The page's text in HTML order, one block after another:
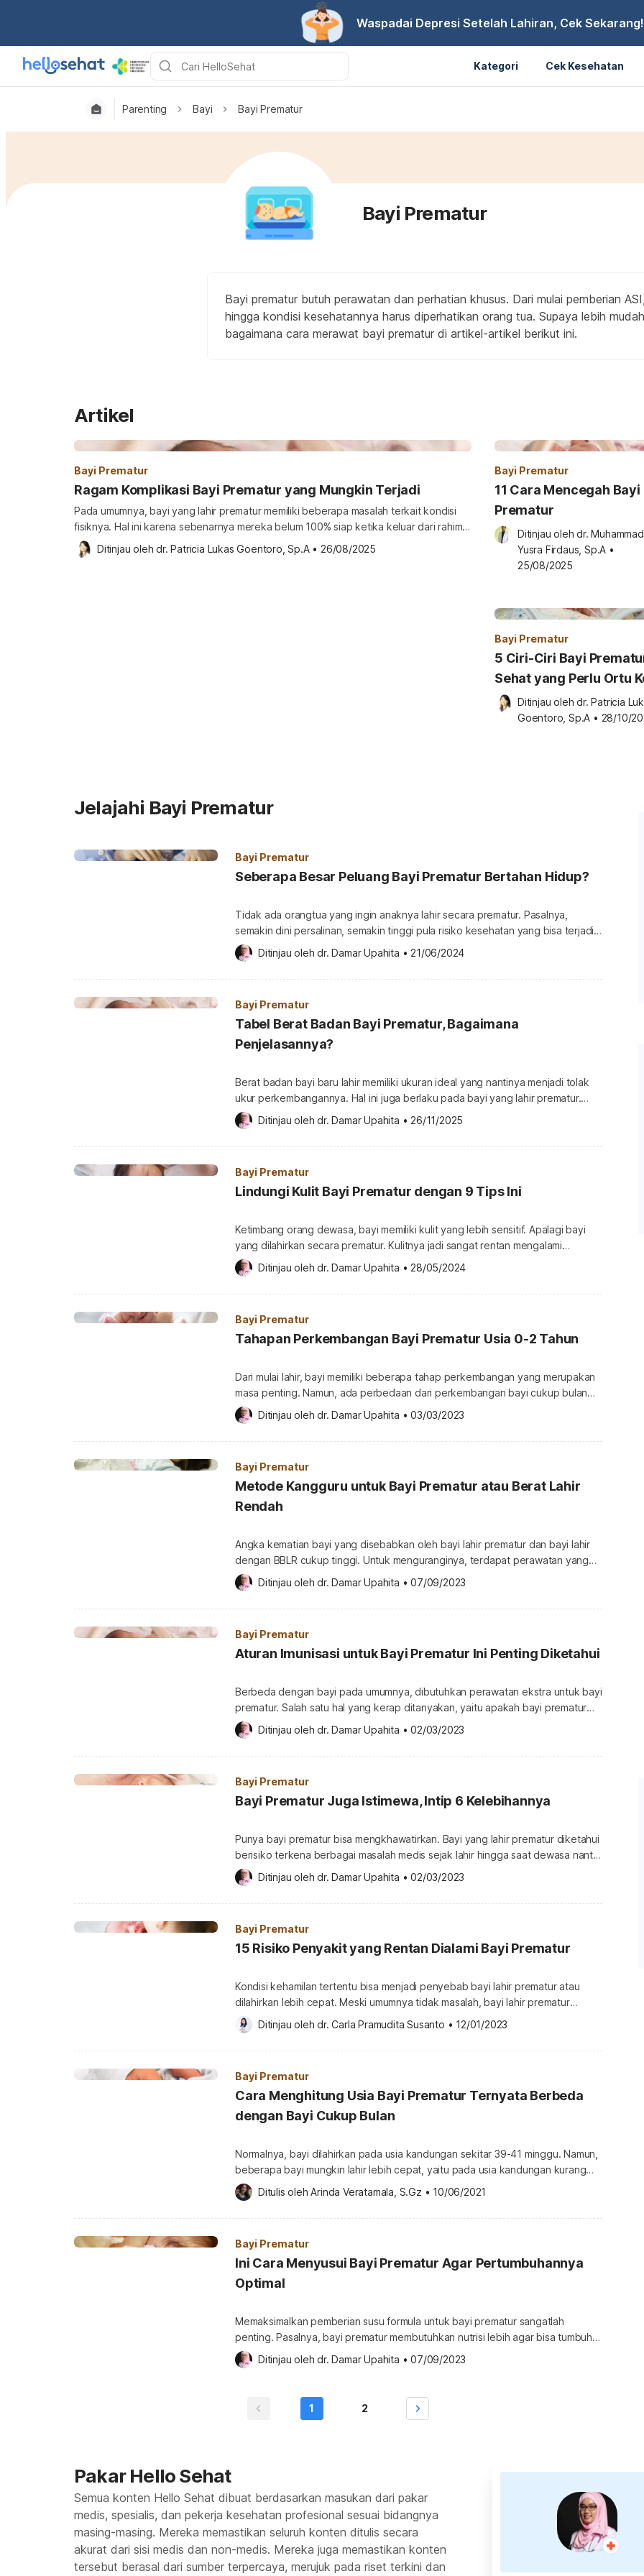
Waspadai Depresi Setelah Lahiran, Cek Sekarang!
Kategori Cek Kesehatan
Parenting Bayi Bayi Prematur
Bayi Prematur
Bayi prematur butuh perawatan dan perhatian khusus. Dari mulai pemberian
hingga kondisi kesehatannya harus diperhatikan orang tua. Supaya lebih
bagaimana cara merawat bayi prematur di artikel-artikel berikut ini.
Artikel
Bayi Prematur
Ragam Komplikasi Bayi Prematur yang Mungkin Terjadi
Pada umumnya, bayi yang lahir prematur memiliki beberapa masalah terkait kondisi
fisiknya. Hal ini karena sebenarnya mereka belum 100% siap ketika keluar dari rahim
atau dilahirkan. Akibatnya, beberapa organ tubuh bayi yang lahir prematur pun belum
berfungsi dengan sempurna. Selain masalah pernapasan, simak beberapa komplikasi
Ditinjau oleh dr. Patricia Lukas Goentoro, Sp.A • 26/08/2025
Bayi Prematur
11 Cara Mencegah Bayi
Prematur
Ditinjau oleh dr. Muhammad
Yusra Firdaus, Sp.A •
25/08/2025
Bayi Prematur
5 Ciri-Ciri Bayi
Sehat yang Perlu Ortu
Ditinjau oleh dr. Patricia
Goentoro, Sp.A • 28/10/
Jelajahi Bayi Prematur
Bayi Prematur
Seberapa Besar Peluang Bayi Prematur Bertahan Hidup?
Tidak ada orangtua yang ingin anaknya lahir secara prematur. Pasalnya,
semakin dini persalinan, semakin tinggi pula risiko kesehatan yang bisa terjadi.
Ini karena organ tubuh si Kecil belum terbentuk sempurna. Sebenarnya,
seberapa besar kemungkinan bayi prematur bertahan hidup? Ini
penjelasannya! Apakah bayi prematur punya peluang bertahan hidup? Menurut
Ditinjau oleh dr. Damar Upahita • 21/06/2024
Bayi Prematur
Tabel Berat Badan Bayi Prematur, Bagaimana
Penjelasannya?
Berat badan bayi baru lahir memiliki ukuran ideal yang nantinya menjadi tolak
ukur perkembangannya. Hal ini juga berlaku pada bayi yang lahir prematur.
Perlu diketahui bahwa perkembangan bayi yang lahir normal dengan bayi
prematur mempunyai perbedaan. Ketahui tabel berat badan bayi prematur di
bawah ini agar Anda bisa memantau perkembangannya. Hal yang memengaruhi
Ditinjau oleh dr. Damar Upahita • 26/11/2025
Bayi Prematur
Lindungi Kulit Bayi Prematur dengan 9 Tips Ini
Ketimbang orang dewasa, bayi memiliki kulit yang lebih sensitif. Apalagi bayi
yang dilahirkan secara prematur. Kulitnya jadi sangat rentan mengalami
masalah. Supaya bebas masalah, bagaimana cara merawat kulit bayi yang lahir
prematur? Yuk, intip beberapa tips yang bisa dilakukan serta apa saja masalah
kulit bayi yang lahir secara prematur berikut ini. Kenapa orangtua harus
Ditinjau oleh dr. Damar Upahita • 28/05/2024
Bayi Prematur
Tahapan Perkembangan Bayi Prematur Usia 0-2 Tahun
Dari mulai lahir, bayi memiliki beberapa tahap perkembangan yang merupakan
masa penting. Namun, ada perbedaan dari perkembangan bayi cukup bulan
dengan bayi prematur. Apalagi, mengingat bayi prematur mempunyai kondisi
kelahiran yang lebih awal. Berikut penjelasan mengenai tahapan
perkembangan bayi prematur usia 0-2 tahun. Perkembangan bayi prematur
Ditinjau oleh dr. Damar Upahita • 03/03/2023
Bayi Prematur
Metode Kangguru untuk Bayi Prematur atau Berat Lahir
Rendah
Angka kematian bayi yang disebabkan oleh bayi lahir prematur dan bayi lahir
dengan BBLR cukup tinggi. Untuk menguranginya, terdapat perawatan yang
dinamakan metode kangguru. Selain karena praktiknya yang murah, mudah,
dan bisa dilakukan di rumah, perawatan metode kangguru juga mempunyai
banyak manfaat bagi ibu dan bayi. Asal usul perawatan metode kangguru
Ditinjau oleh dr. Damar Upahita • 07/09/2023
Bayi Prematur
Aturan Imunisasi untuk Bayi Prematur Ini Penting Diketahui
Berbeda dengan bayi pada umumnya, dibutuhkan perawatan ekstra untuk bayi
prematur. Salah satu hal yang kerap ditanyakan, yaitu apakah bayi prematur
harus diimunisasi selayaknya bayi pada umumnya? Kapan imunisasi bayi
prematur perlu dilakukan? Hal ini menjadi perhatian mengingat kondisi bayi
prematur cenderung lemah karena lahir di luar waktu normal. Lalu, bagaimana
Ditinjau oleh dr. Damar Upahita • 02/03/2023
Bayi Prematur
Bayi Prematur Juga Istimewa, Intip 6 Kelebihannya
Punya bayi prematur bisa mengkhawatirkan. Bayi yang lahir prematur diketahui
berisiko terkena berbagai masalah medis sejak lahir hingga saat dewasa nanti.
Meski begitu, sebaiknya Anda tidak berkecil hati. Faktanya, ada banyak
keistimewaan yang dimiliki bayi prematur Anda. Apa saja? Ketahui berbagai
keistimewaan dan kelebihan dari bayi prematur pada ulasan di bawah ini.
Ditinjau oleh dr. Damar Upahita • 02/03/2023
Bayi Prematur
15 Risiko Penyakit yang Rentan Dialami Bayi Prematur
Kondisi kehamilan tertentu bisa menjadi penyebab bayi lahir prematur atau
dilahirkan lebih cepat. Meski umumnya tidak masalah, bayi lahir prematur
diketahui lebih rentan jatuh sakit. Kenapa bayi prematur berisiko lebih tinggi
mengalami penyaki? Lantas, apa yang harus orangtua lakukan ketika bayi
prematur sakit? Kenapa bayi prematur lebih rentan sakit? Bayi prematur lebih
Ditinjau oleh dr. Carla Pramudita Susanto • 12/01/2023
Bayi Prematur
Cara Menghitung Usia Bayi Prematur Ternyata Berbeda
dengan Bayi Cukup Bulan
Normalnya, bayi dilahirkan pada usia kandungan sekitar 39-41 minggu. Namun,
beberapa bayi mungkin lahir lebih cepat, yaitu pada usia kandungan kurang
dari 37 minggu. Nah, hal inilah yang disebut sebagai kelahiran prematur. Karena
lahir lebih awal, bayi prematur tentu mempunyai berat dan panjang yang lebih
kecil dibandingkan bayi normal. Perkembangan organnya pun belum cukup
Ditulis oleh Arinda Veratamala, S.Gz • 10/06/2021
Bayi Prematur
Ini Cara Menyusui Bayi Prematur Agar Pertumbuhannya
Optimal
Memaksimalkan pemberian susu formula untuk bayi prematur sangatlah
penting. Pasalnya, bayi prematur membutuhkan nutrisi lebih agar bisa tumbuh
dan berkembang dengan sehat. Namun, menyusui bayi prematur merupakan
tantangan bagi para ibu. Meskipun sulit, usahakan untuk tetap memberikan ASI
prematur tetap memperoleh manfaat ASI. Pentingnya asupan […]
Ditinjau oleh dr. Damar Upahita • 07/09/2023
1 2
Pakar Hello Sehat
Semua konten Hello Sehat dibuat berdasarkan masukan dari pakar
medis, spesialis, dan pekerja kesehatan profesional sesuai bidangnya
masing-masing. Mereka memastikan seluruh konten ditulis secara
akurat dari sisi medis dan non-medis. Mereka juga memastikan konten
tersebut berasal dari sumber terpercaya, merujuk pada riset terkini dan